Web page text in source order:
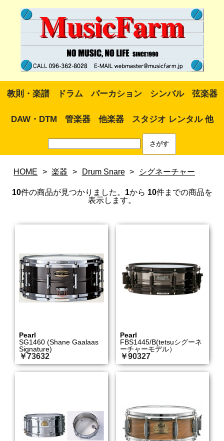
教則・楽譜 ドラム パーカション シンバル 弦楽器
DAW・DTM 管楽器 他楽器 スタジオ レンタル 他
HOME > 楽器 > Drum Snare > シグネーチャー
10件の商品が見つかりました。 1から 10件までの商品を
表示します。
Pearl
SG1460 (Shane Gaalaas
Signature)
￥73632
Pearl
FBS1445/B(tetsuシグーネ
ーチャーモデル）
￥90327